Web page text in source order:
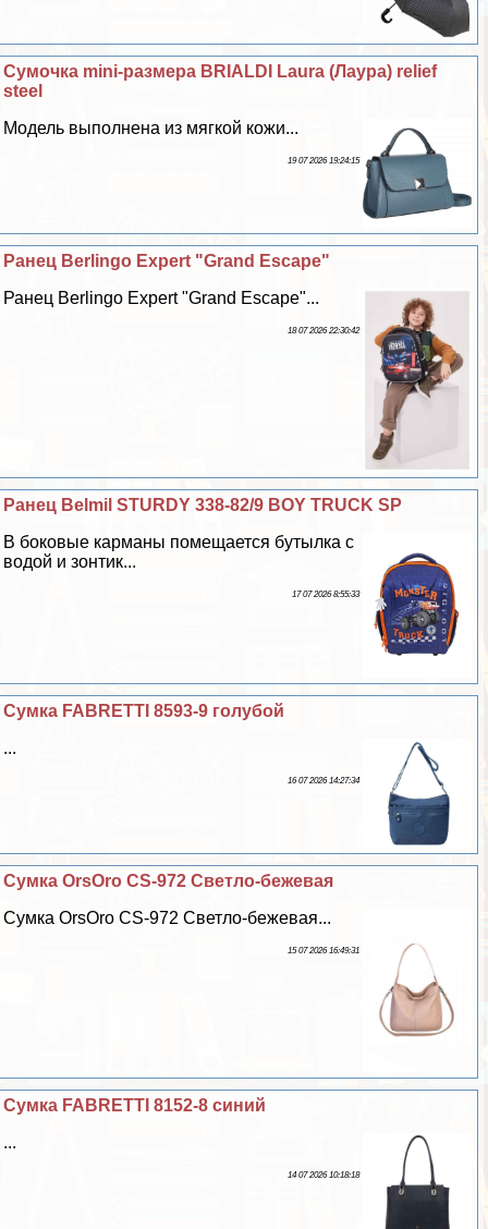
Сумочка mini-размера BRIALDI Laura (Лаура) relief
steel
Модель выполнена из мягкой кожи...
19 07 2026 19:24:15
Ранец Berlingo Expert "Grand Escape"
Ранец Berlingo Expert "Grand Escape"...
18 07 2026 22:30:42
Ранец Belmil STURDY 338-82/9 BOY TRUCK SP
В боковые карманы помещается бутылка с
водой и зонтик...
17 07 2026 8:55:33
Сумка FABRETTI 8593-9 гoлyбой
...
16 07 2026 14:27:34
Сумка OrsOro CS-972 Светло-бежевая
Сумка OrsOro CS-972 Светло-бежевая...
15 07 2026 16:49:31
Сумка FABRETTI 8152-8 синий
...
14 07 2026 10:18:18